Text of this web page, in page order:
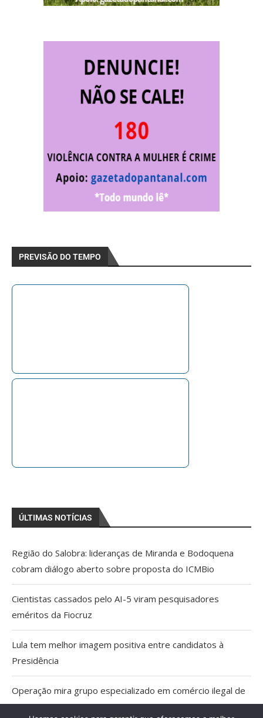
PREVISÃO DO TEMPO
ÚLTIMAS NOTÍCIAS
Região do Salobra: lideranças de Miranda e Bodoquena
cobram diálogo aberto sobre proposta do ICMBio
Cientistas cassados pelo AI-5 viram pesquisadores
eméritos da Fiocruz
Lula tem melhor imagem positiva entre candidatos à
Presidência
Operação mira grupo especializado em comércio ilegal de
armas em MS